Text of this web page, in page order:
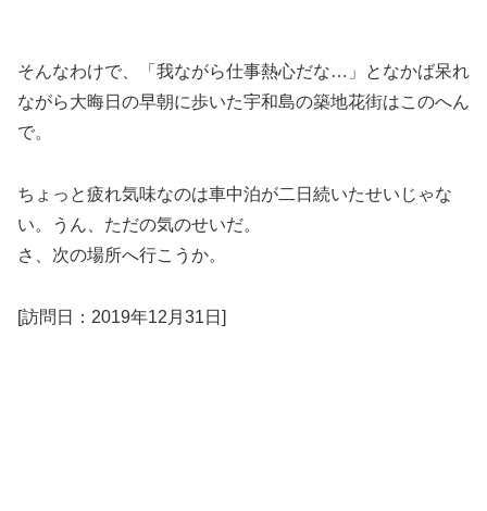
そんなわけで、「我ながら仕事熱心だな…」となかば呆れ
ながら大晦日の早朝に歩いた宇和島の築地花街はこのへん
で。
ちょっと疲れ気味なのは車中泊が二日続いたせいじゃな
い。うん、ただの気のせいだ。
さ、次の場所へ行こうか。
[訪問日：2019年12月31日]